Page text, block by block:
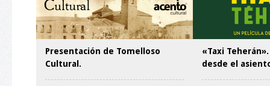
Presentación de Tomelloso
Cultural.
«Taxi
desde el